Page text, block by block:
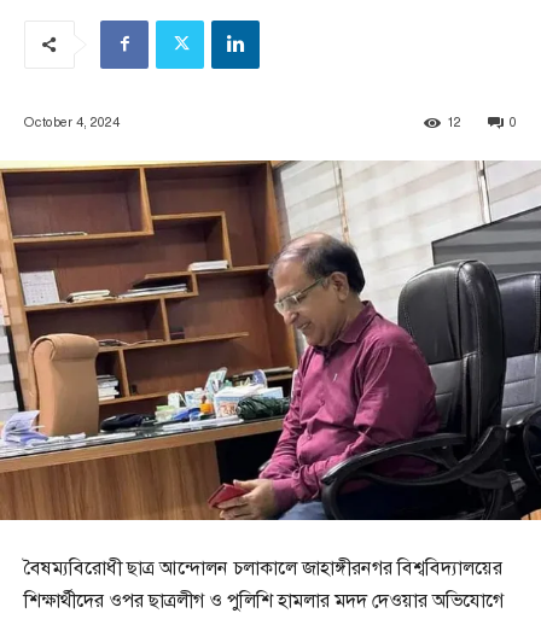
October 4, 2024 0
12
বৈষম্যবিরোধী ছাত্র আন্দোলন চলাকালে জাহাঙ্গীরনগর বিশ্ববিদ্যালয়ের
শিক্ষার্থীদের ওপর ছাত্রলীগ ও পুলিশি হামলার মদদ দেওয়ার অভিযোগে